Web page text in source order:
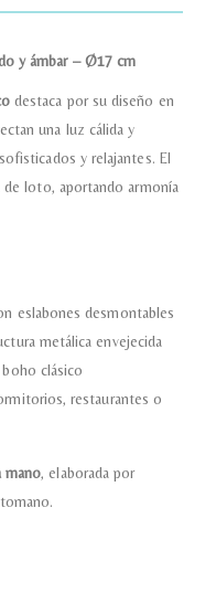
y ámbar – Ø17 cm
destaca por su diseño en
una luz cálida y
y relajantes. El
loto, aportando armonía
eslabones desmontables
metálica envejecida
clásico
restaurantes o
mano, elaborada por